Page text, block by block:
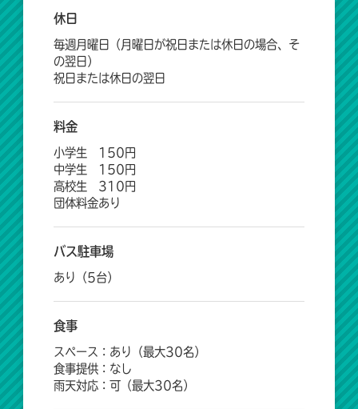
休日
毎週月曜日（月曜日が祝日または休日の場合、そ
の翌日）
祝日または休日の翌日
料金
小学生 150円
中学生 150円
高校生 310円
団体料金あり
バス駐車場
あり（5台）
食事
スペース：あり（最大30名）
食事提供：なし
雨天対応：可（最大30名）